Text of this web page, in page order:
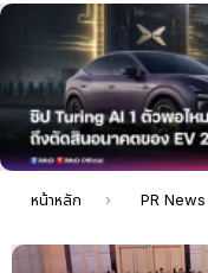
ล่าสุด
คุณอยู่ที่นี่:
หน้าหลัก PR News